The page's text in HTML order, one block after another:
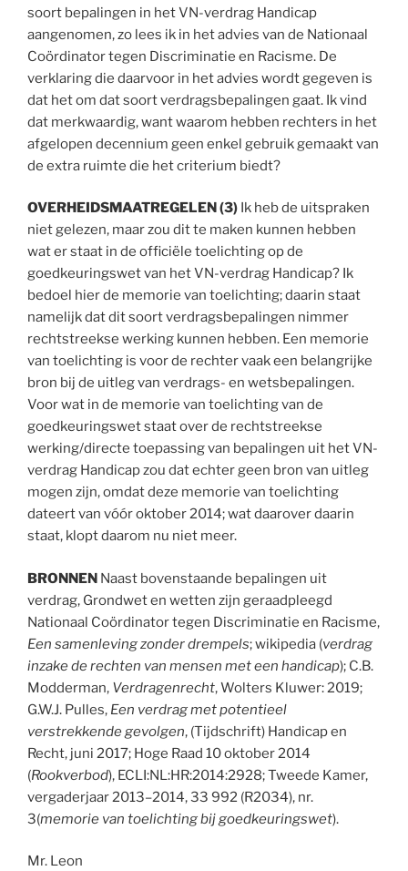
soort bepalingen in het VN-verdrag Handicap
aangenomen, zo lees ik in het advies van de Nationaal
Coördinator tegen Discriminatie en Racisme. De
verklaring die daarvoor in het advies wordt gegeven is
dat het om dat soort verdragsbepalingen gaat. Ik vind
dat merkwaardig, want waarom hebben rechters in het
afgelopen decennium geen enkel gebruik gemaakt van
de extra ruimte die het criterium biedt?
OVERHEIDSMAATREGELEN (3) Ik heb de uitspraken
niet gelezen, maar zou dit te maken kunnen hebben
wat er staat in de officiële toelichting op de
goedkeuringswet van het VN-verdrag Handicap? Ik
bedoel hier de memorie van toelichting; daarin staat
namelijk dat dit soort verdragsbepalingen nimmer
rechtstreekse werking kunnen hebben. Een memorie
van toelichting is voor de rechter vaak een belangrijke
bron bij de uitleg van verdrags- en wetsbepalingen.
Voor wat in de memorie van toelichting van de
goedkeuringswet staat over de rechtstreekse
werking/directe toepassing van bepalingen uit het VN-
verdrag Handicap zou dat echter geen bron van uitleg
mogen zijn, omdat deze memorie van toelichting
dateert van vóór oktober 2014; wat daarover daarin
staat, klopt daarom nu niet meer.
BRONNEN Naast bovenstaande bepalingen uit
verdrag, Grondwet en wetten zijn geraadpleegd
Nationaal Coördinator tegen Discriminatie en Racisme,
Een samenleving zonder drempels; wikipedia (verdrag
inzake de rechten van mensen met een handicap); C.B.
Modderman, Verdragenrecht, Wolters Kluwer: 2019;
G.W.J. Pulles, Een verdrag met potentieel
verstrekkende gevolgen, (Tijdschrift) Handicap en
Recht, juni 2017; Hoge Raad 10 oktober 2014
(Rookverbod), ECLI:NL:HR:2014:2928; Tweede Kamer,
vergaderjaar 2013–2014, 33 992 (R2034), nr.
3(memorie van toelichting bij goedkeuringswet).
Mr. Leon